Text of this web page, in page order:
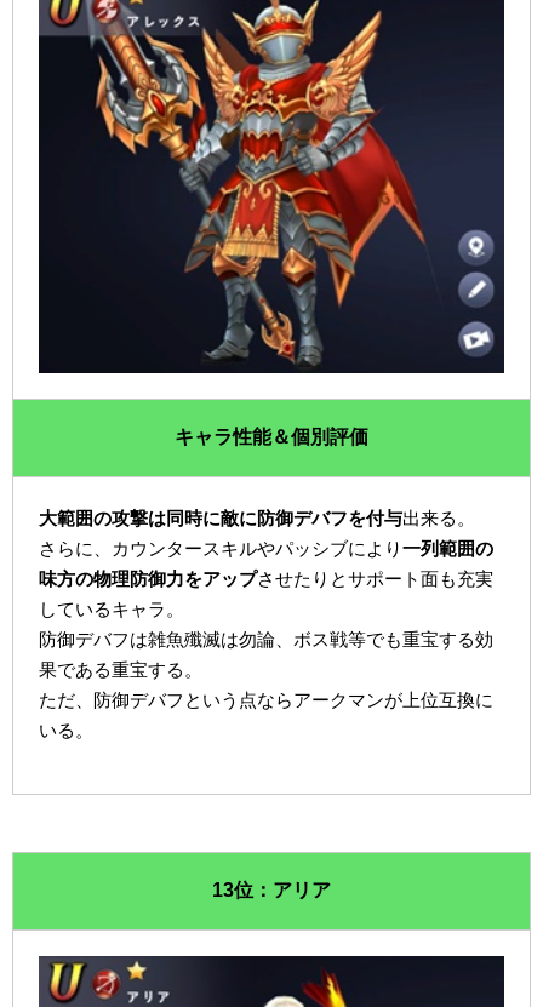
キャラ性能＆個別評価
大範囲の攻撃は同時に敵に防御デバフを付与出来る。
さらに、カウンタースキルやパッシブにより一列範囲の
味方の物理防御力をアップさせたりとサポート面も充実
しているキャラ。
防御デバフは雑魚殲滅は勿論、ボス戦等でも重宝する効
果である重宝する。
ただ、防御デバフという点ならアークマンが上位互換に
いる。
13位：アリア